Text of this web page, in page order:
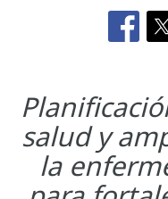
salud y
la